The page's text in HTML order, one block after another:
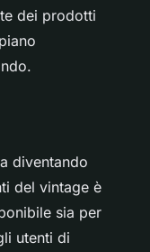
dei prodotti
diventando
del vintage è
sia per
utenti di